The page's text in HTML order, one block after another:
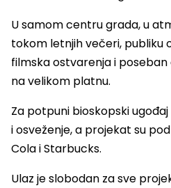
U samom centru grada, u
tokom letnjih večeri, publiku
filmska ostvarenja i
na velikom platnu.
Za potpuni bioskopski
i osveženje, a projekat su
Cola i Starbucks.
Ulaz je slobodan za sve